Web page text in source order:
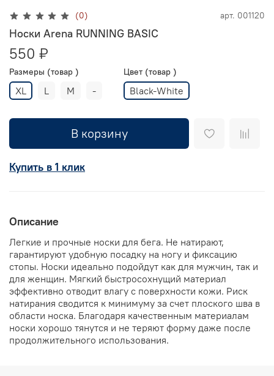
(0) арт. 001120
Носки Arena RUNNING BASIC
550 ₽
Размеры (товар )
XL L M -
Цвет (товар )
Black-White
В корзину
Купить в 1 клик
Описание
Легкие и прочные носки для бега. Не натирают,
гарантируют удобную посадку на ногу и фиксацию
стопы. Носки идеально подойдут как для мужчин, так и
для женщин. Мягкий быстросохнущий материал
эффективно отводит влагу с поверхности кожи. Риск
натирания сводится к минимуму за счет плоского шва в
области носка. Благодаря качественным материалам
носки хорошо тянутся и не теряют форму даже после
продолжительного использования.